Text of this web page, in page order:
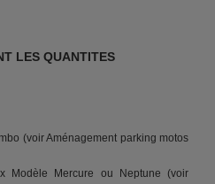
LES QUANTITES
(voir Aménagement parking motos
Modèle Mercure ou Neptune (voir